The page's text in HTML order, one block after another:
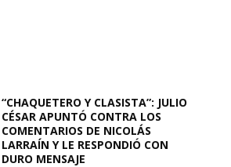
“CHAQUETERO Y CLASISTA”: JULIO
CÉSAR APUNTÓ CONTRA LOS
COMENTARIOS DE NICOLÁS
LARRAÍN Y LE RESPONDIÓ CON
DURO MENSAJE